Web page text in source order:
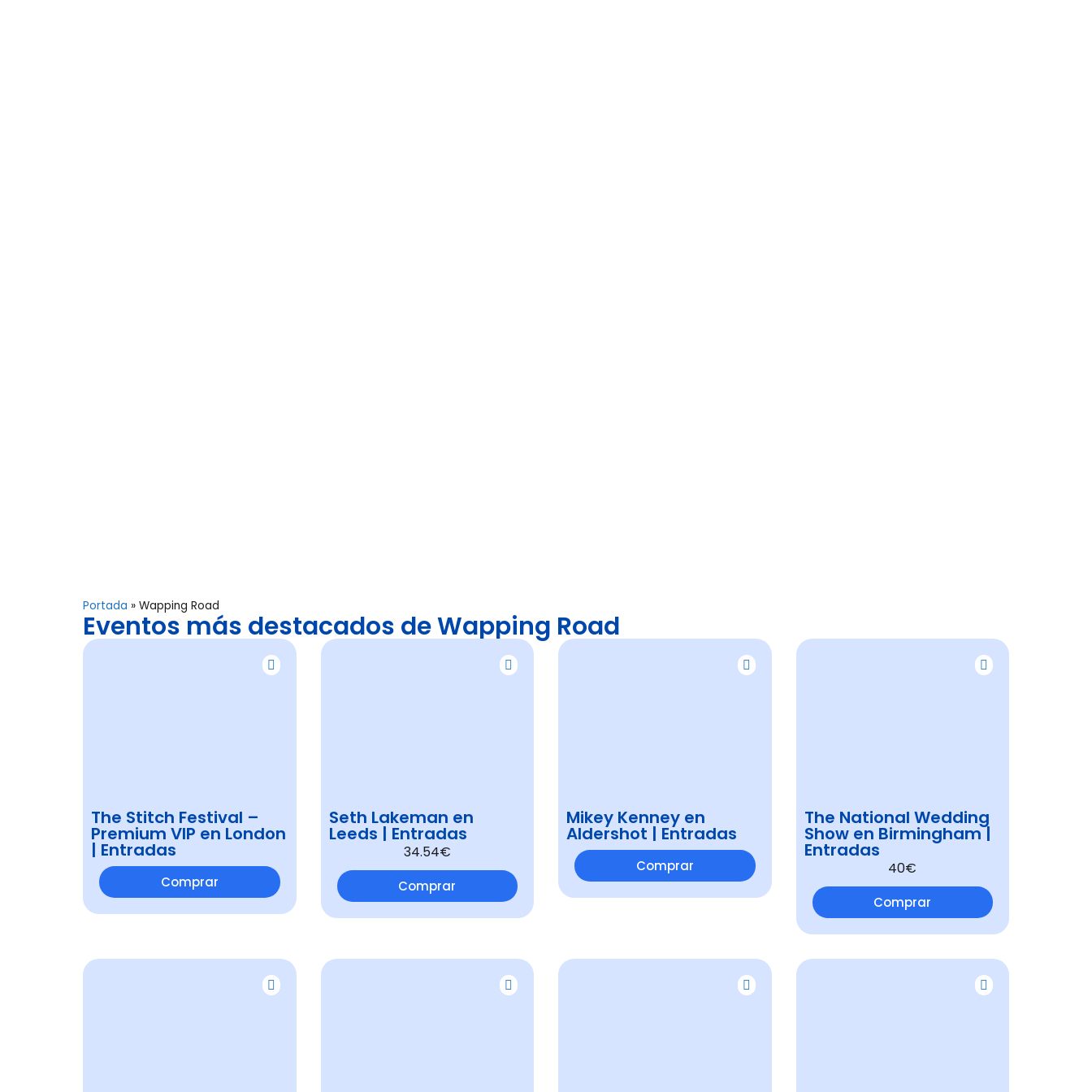
Portada » Wapping Road
Eventos más destacados de Wapping Road
The Stitch Festival –
Premium VIP en London
| Entradas
Comprar
Seth Lakeman en
Leeds | Entradas
34.54€
Comprar
Mikey Kenney en
Aldershot | Entradas
Comprar
The National Wedding
Show en Birmingham |
Entradas
40€
Comprar